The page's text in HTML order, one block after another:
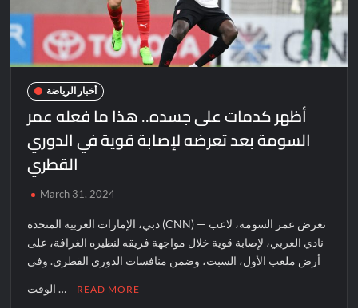
أخبار الرياضة
أظهر كدمات على جسده.. هذا ما فعله عمر
السومة بعد تعرضه لإصابة قوية في الدوري
القطري
March 31, 2024
دبي، الإمارات العربية المتحدة (CNN) — تعرض عمر السومة، لاعب
نادي العربي، لإصابة قوية خلال مواجهة فريقه لنظيره الغرافة، على
أرض ملعب الأول، السبت، وضمن منافسات الدوري القطري. وفي
الوقت … READ MORE